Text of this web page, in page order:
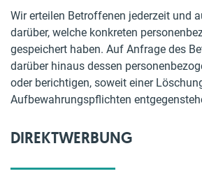
Wir erteilen Betroffenen jederzeit und
darüber, welche konkreten
gespeichert haben. Auf Anfrage des
darüber hinaus dessen
oder berichtigen, soweit einer
Aufbewahrungspflichten
DIREKTWERBUNG